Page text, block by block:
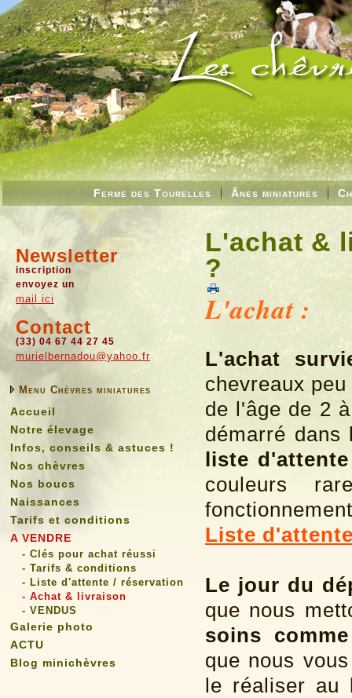
Ferme des Tourelles Ânes miniatures
Newsletter
inscription
envoyez un
mail ici
Contact
(33) 04 67 44 27 45
murielbernadou@yahoo.fr
Menu Chèvres miniatures
Accueil
Notre élevage
Infos, conseils & astuces !
Nos chèvres
Nos boucs
Naissances
Tarifs et conditions
A VENDRE
- Clés pour achat réussi
- Tarifs & conditions
- Liste d'attente / réservation
- Achat & livraison
- VENDUS
Galerie photo
ACTU
Blog minichèvres
L'achat &
?
L'achat :
L'achat
chevreaux
de l'âge de 2
démarré
liste
couleurs
Liste
Le jour du
que nous
soins
que nous
le réaliser au